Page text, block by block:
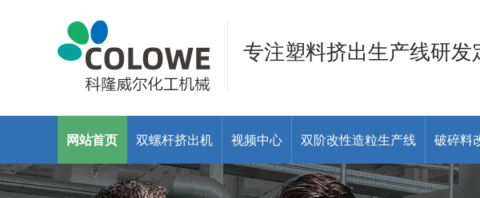
专注塑料挤出生产线研发
网站首页 双螺杆挤出机 视频中心 双阶改性造粒生产线 破碎料